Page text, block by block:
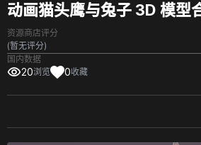
动画猫头鹰与兔子 3D 模型
资源商店评分
(暂无评分)
国内数据
20浏览 0收藏